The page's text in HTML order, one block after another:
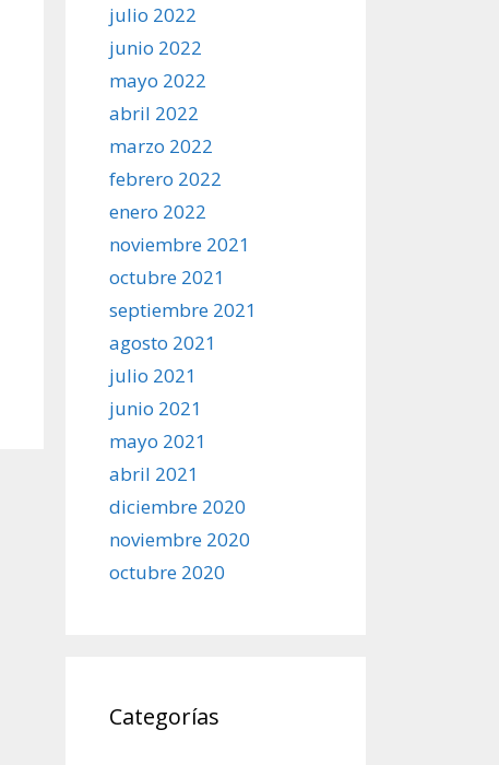
julio 2022
junio 2022
mayo 2022
abril 2022
marzo 2022
febrero 2022
enero 2022
noviembre 2021
octubre 2021
septiembre 2021
agosto 2021
julio 2021
junio 2021
mayo 2021
abril 2021
diciembre 2020
noviembre 2020
octubre 2020
Categorías